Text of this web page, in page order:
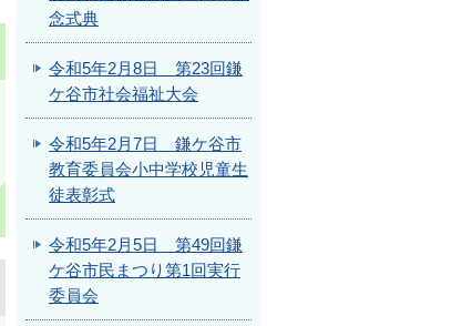
念式典
令和5年2月8日 第23回鎌
ケ谷市社会福祉大会
令和5年2月7日 鎌ケ谷市
教育委員会小中学校児童生
徒表彰式
令和5年2月5日 第49回鎌
ケ谷市民まつり第1回実行
委員会